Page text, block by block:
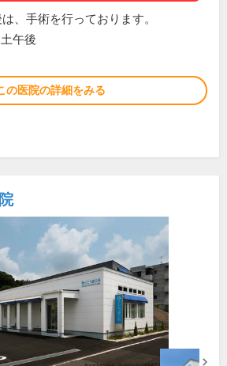
、手術を行っております。
午後
の医院の詳細をみる